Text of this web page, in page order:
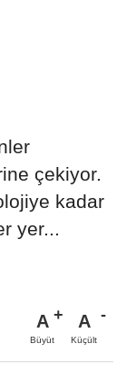
çekiyor.
kadar
yer...
A
Büyüt
A
Küçült